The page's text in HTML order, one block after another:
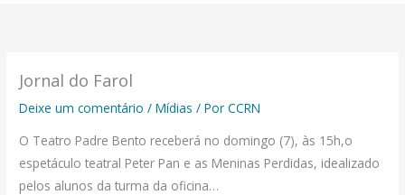
Jornal do Farol
Deixe um comentário /Mídias / PorCCRN
O Teatro Padre Bento receberá no domingo (7), às 15h,o
espetáculo teatral Peter Pan e as Meninas Perdidas, idealizado
pelos alunos da turma da oficina…